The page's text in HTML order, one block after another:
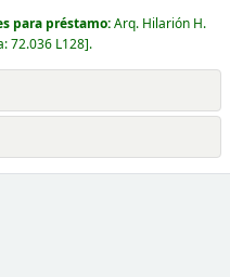
para préstamo:Arq. Hilarión H.
72.036 L128 .